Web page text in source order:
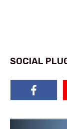
SOCIAL